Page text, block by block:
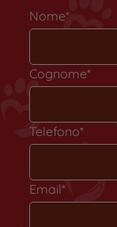
Nome*
Cognome*
Telefono*
Email*